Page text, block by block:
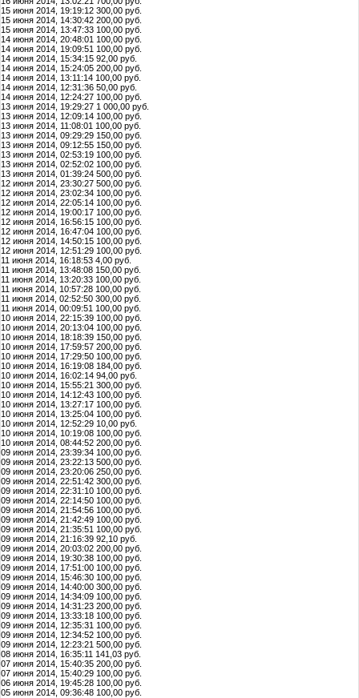
15 июня 2014, 19:19:12 300,00 руб.
15 июня 2014, 14:30:42 200,00 руб.
15 июня 2014, 13:47:33 100,00 руб.
14 июня 2014, 20:48:01 100,00 руб.
14 июня 2014, 19:09:51 100,00 руб.
14 июня 2014, 15:34:15 92,00 руб.
14 июня 2014, 15:24:05 200,00 руб.
14 июня 2014, 13:11:14 100,00 руб.
14 июня 2014, 12:31:36 50,00 руб.
14 июня 2014, 12:24:27 100,00 руб.
13 июня 2014, 19:29:27 1 000,00 руб.
13 июня 2014, 12:09:14 100,00 руб.
13 июня 2014, 11:08:01 100,00 руб.
13 июня 2014, 09:29:29 150,00 руб.
13 июня 2014, 09:12:55 150,00 руб.
13 июня 2014, 02:53:19 100,00 руб.
13 июня 2014, 02:52:02 100,00 руб.
13 июня 2014, 01:39:24 500,00 руб.
12 июня 2014, 23:30:27 500,00 руб.
12 июня 2014, 23:02:34 100,00 руб.
12 июня 2014, 22:05:14 100,00 руб.
12 июня 2014, 19:00:17 100,00 руб.
12 июня 2014, 16:56:15 100,00 руб.
12 июня 2014, 16:47:04 100,00 руб.
12 июня 2014, 14:50:15 100,00 руб.
12 июня 2014, 12:51:29 100,00 руб.
11 июня 2014, 16:18:53 4,00 руб.
11 июня 2014, 13:48:08 150,00 руб.
11 июня 2014, 13:20:33 100,00 руб.
11 июня 2014, 10:57:28 100,00 руб.
11 июня 2014, 02:52:50 300,00 руб.
11 июня 2014, 00:09:51 100,00 руб.
10 июня 2014, 22:15:39 100,00 руб.
10 июня 2014, 20:13:04 100,00 руб.
10 июня 2014, 18:18:39 150,00 руб.
10 июня 2014, 17:59:57 200,00 руб.
10 июня 2014, 17:29:50 100,00 руб.
10 июня 2014, 16:19:08 184,00 руб.
10 июня 2014, 16:02:14 94,00 руб.
10 июня 2014, 15:55:21 300,00 руб.
10 июня 2014, 14:12:43 100,00 руб.
10 июня 2014, 13:27:17 100,00 руб.
10 июня 2014, 13:25:04 100,00 руб.
10 июня 2014, 12:52:29 10,00 руб.
10 июня 2014, 10:19:08 100,00 руб.
10 июня 2014, 08:44:52 200,00 руб.
09 июня 2014, 23:39:34 100,00 руб.
09 июня 2014, 23:22:13 500,00 руб.
09 июня 2014, 23:20:06 250,00 руб.
09 июня 2014, 22:51:42 300,00 руб.
09 июня 2014, 22:31:10 100,00 руб.
09 июня 2014, 22:14:50 100,00 руб.
09 июня 2014, 21:54:56 100,00 руб.
09 июня 2014, 21:42:49 100,00 руб.
09 июня 2014, 21:35:51 100,00 руб.
09 июня 2014, 21:16:39 92,10 руб.
09 июня 2014, 20:03:02 200,00 руб.
09 июня 2014, 19:30:38 100,00 руб.
09 июня 2014, 17:51:00 100,00 руб.
09 июня 2014, 15:46:30 100,00 руб.
09 июня 2014, 14:40:00 300,00 руб.
09 июня 2014, 14:34:09 100,00 руб.
09 июня 2014, 14:31:23 200,00 руб.
09 июня 2014, 13:33:18 100,00 руб.
09 июня 2014, 12:35:31 100,00 руб.
09 июня 2014, 12:34:52 100,00 руб.
09 июня 2014, 12:23:21 500,00 руб.
08 июня 2014, 16:35:11 141,03 руб.
07 июня 2014, 15:40:35 200,00 руб.
07 июня 2014, 15:40:29 100,00 руб.
06 июня 2014, 19:45:28 100,00 руб.
05 июня 2014, 09:36:48 100,00 руб.